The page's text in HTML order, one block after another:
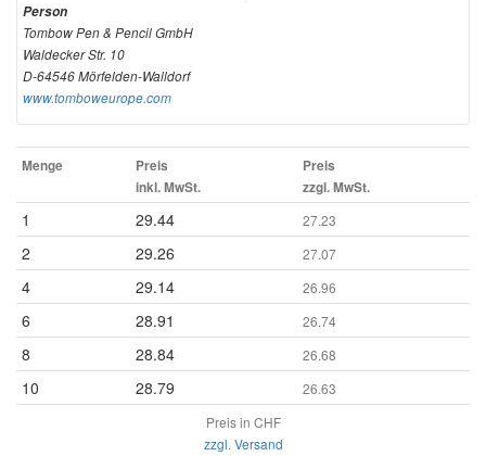
Person
Tombow Pen & Pencil GmbH
Waldecker Str. 10
D-64546 Mörfelden-Walldorf
www.tomboweurope.com
Menge
Preis
inkl. MwSt.
Preis
zzgl. MwSt.
1 29.44 27.23
2 29.26 27.07
4 29.14 26.96
6 28.91 26.74
8 28.84 26.68
10 28.79
26.63
Preis in CHF
zzgl. Versand